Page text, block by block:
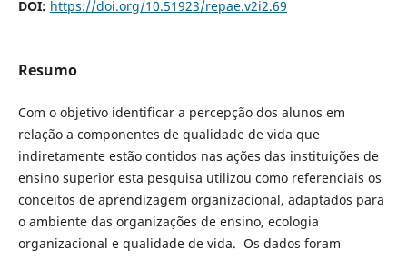
DOI: https://doi.org/10.51923/repae.v2i2.69
Resumo
Com o objetivo identificar a percepção dos alunos em
relação a componentes de qualidade de vida que
indiretamente estão contidos nas ações das instituições de
ensino superior esta pesquisa utilizou como referenciais os
conceitos de aprendizagem organizacional, adaptados para
o ambiente das organizações de ensino, ecologia
organizacional e qualidade de vida. Os dados foram